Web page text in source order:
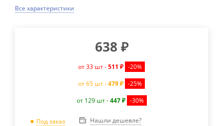
Все характеристики
638 ₽
от 33 шт -511 ₽ -20%
от 65 шт -479 ₽ -25%
от 129 шт -447 ₽ -30%
Под заказ
Нашли дешевле?